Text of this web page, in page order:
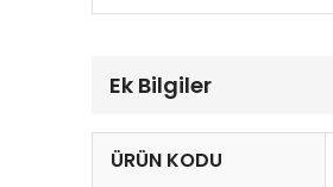
Ek Bilgiler
ÜRÜN KODU